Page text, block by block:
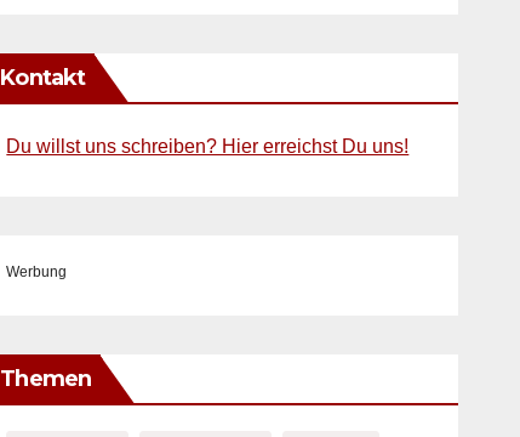
Kontakt
Du willst uns schreiben? Hier erreichst Du uns!
Werbung
Themen